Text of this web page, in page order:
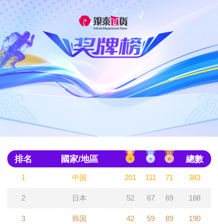
排名 國家/地區 總數
1 中国 201 111 71 383
2 日本 52 67 69 188
3 韩国 42 59 89 190